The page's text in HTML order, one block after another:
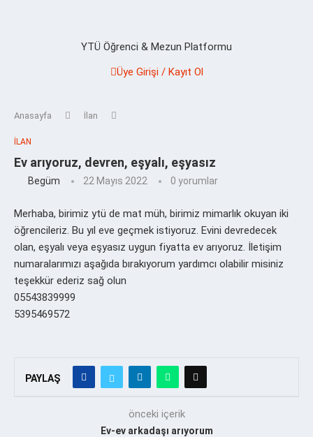
YTÜ Öğrenci & Mezun Platformu
Üye Girişi / Kayıt Ol
Anasayfa İlan
İLAN
Ev arıyoruz, devren, eşyalı, eşyasız
Begüm 22 Mayıs 2022 0 yorumlar
Merhaba, birimiz ytü de mat müh, birimiz mimarlık okuyan iki
öğrencileriz. Bu yıl eve geçmek istiyoruz. Evini devredecek
olan, eşyalı veya eşyasız uygun fiyatta ev arıyoruz. İletişim
numaralarımızı aşağıda bırakıyorum yardımcı olabilir misiniz
teşekkür ederiz sağ olun
05543839999
5395469572
PAYLAŞ
önceki içerik
Ev-ev arkadaşı arıyorum